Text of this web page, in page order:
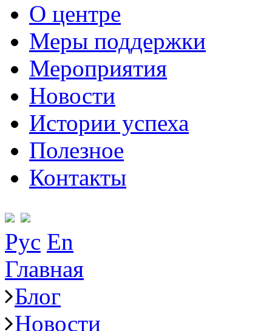
О центре
Меры поддержки
Мероприятия
Новости
Истории успеха
Полезное
Контакты
Рус En
Главная
Блог
Новости